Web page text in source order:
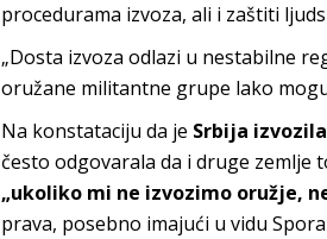
procedurama izvoza, ali i zaštiti
„Dosta izvoza odlazi u nestabilne
oružane militantne grupe lako
Na konstataciju da je Srbija
često odgovarala da i druge zemlje
„ukoliko mi ne izvozimo oružje,
prava, posebno imajući u vidu